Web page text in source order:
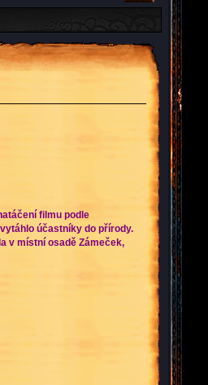
filmu podle
účastníky do přírody.
v místní osadě Zámeček,